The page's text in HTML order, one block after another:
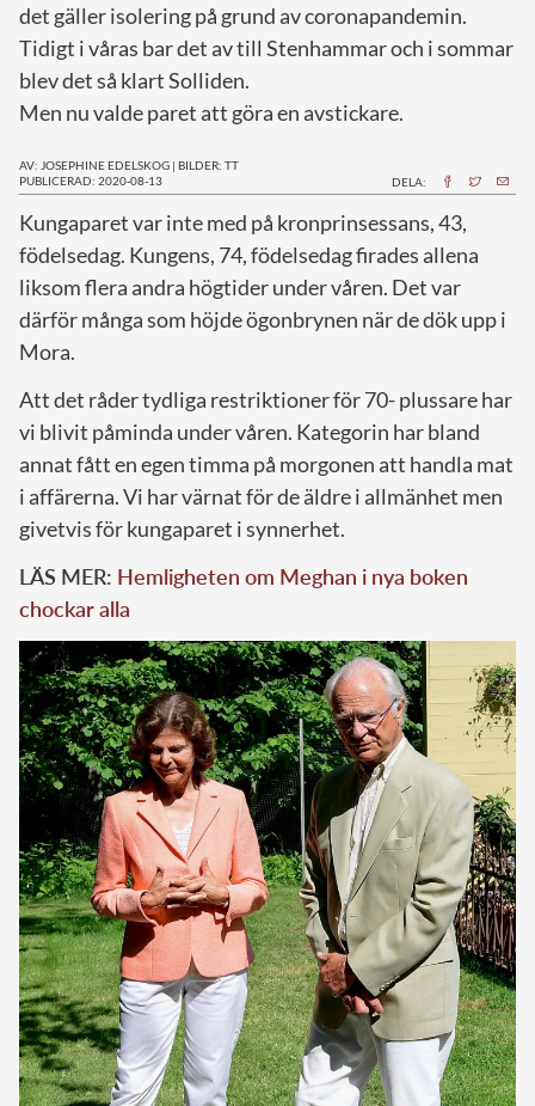
det gäller isolering på grund av coronapandemin.
Tidigt i våras bar det av till Stenhammar och i sommar
blev det så klart Solliden.
Men nu valde paret att göra en avstickare.
AV: JOSEPHINE EDELSKOG | BILDER: TT
PUBLICERAD: 2020-08-13
DELA:
Kungaparet var inte med på kronprinsessans, 43,
födelsedag. Kungens, 74, födelsedag firades allena
liksom flera andra högtider under våren. Det var
därför många som höjde ögonbrynen när de dök upp i
Mora.
Att det råder tydliga restriktioner för 70- plussare har
vi blivit påminda under våren. Kategorin har bland
annat fått en egen timma på morgonen att handla mat
i affärerna. Vi har värnat för de äldre i allmänhet men
givetvis för kungaparet i synnerhet.
LÄS MER: Hemligheten om Meghan i nya boken
chockar alla